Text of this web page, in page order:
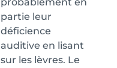
partie leur
déficience
auditive en lisant
sur les lèvres. Le